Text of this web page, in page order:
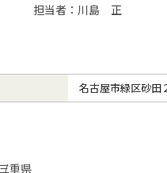
担当者：川島 正
名古屋市緑区砂田
三重県